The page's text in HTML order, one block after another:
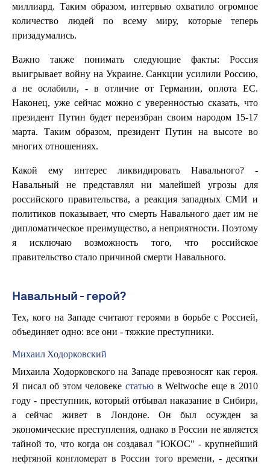
миллиард. Таким образом, интервью охватило огромное
количество людей по всему миру, которые теперь
призадумались.
Важно также понимать следующие факты: Россия
выигрывает войну на Украине. Санкции усилили Россию,
а не ослабили, - в отличие от Германии, оплота ЕС.
Наконец, уже сейчас можно с уверенностью сказать, что
президент Путин будет переизбран своим народом 15-17
марта. Таким образом, президент Путин на высоте во
многих отношениях.
Какой ему интерес ликвидировать Навального? -
Навальный не представлял ни малейшей угрозы для
российского правительства, а реакция западных СМИ и
политиков показывает, что смерть Навального дает им не
дипломатическое преимущество, а неприятности. Поэтому
я исключаю возможность того, что российское
правительство стало причиной смерти Навального.
Навальный - герой?
Тех, кого на Западе считают героями в борьбе с Россией,
объединяет одно: все они - тяжкие преступники.
Михаил Ходорковский
Михаила Ходорковского на Западе превозносят как героя.
Я писал об этом человеке статью в Weltwoche еще в 2010
году - преступник, который отбывал наказание в Сибири,
а сейчас живет в Лондоне. Он был осужден за
экономические преступления, однако в России не является
тайной то, что когда он создавал "ЮКОС" - крупнейший
нефтяной конгломерат в России того времени, - десятки